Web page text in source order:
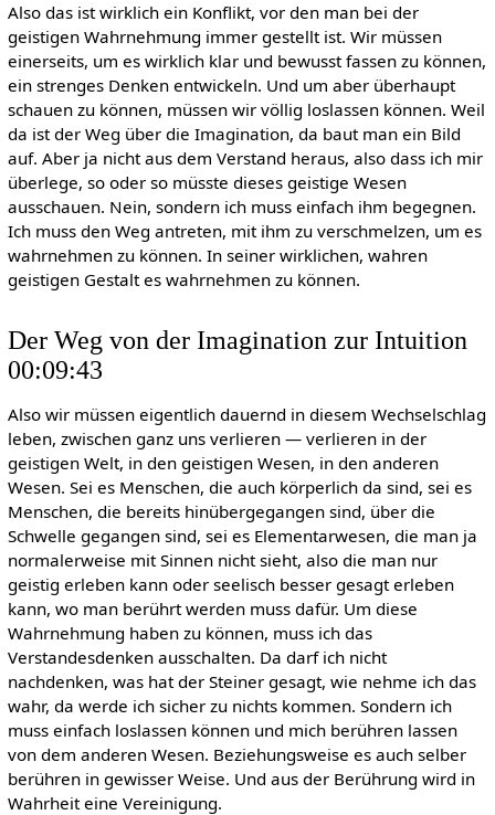
Also das ist wirklich ein Konflikt, vor den man bei der
geistigen Wahrnehmung immer gestellt ist. Wir müssen
einerseits, um es wirklich klar und bewusst fassen zu können,
ein strenges Denken entwickeln. Und um aber überhaupt
schauen zu können, müssen wir völlig loslassen können. Weil
da ist der Weg über die Imagination, da baut man ein Bild
auf. Aber ja nicht aus dem Verstand heraus, also dass ich mir
überlege, so oder so müsste dieses geistige Wesen
ausschauen. Nein, sondern ich muss einfach ihm begegnen.
Ich muss den Weg antreten, mit ihm zu verschmelzen, um es
wahrnehmen zu können. In seiner wirklichen, wahren
geistigen Gestalt es wahrnehmen zu können.
Der Weg von der Imagination zur Intuition
00:09:43
Also wir müssen eigentlich dauernd in diesem Wechselschlag
leben, zwischen ganz uns verlieren — verlieren in der
geistigen Welt, in den geistigen Wesen, in den anderen
Wesen. Sei es Menschen, die auch körperlich da sind, sei es
Menschen, die bereits hinübergegangen sind, über die
Schwelle gegangen sind, sei es Elementarwesen, die man ja
normalerweise mit Sinnen nicht sieht, also die man nur
geistig erleben kann oder seelisch besser gesagt erleben
kann, wo man berührt werden muss dafür. Um diese
Wahrnehmung haben zu können, muss ich das
Verstandesdenken ausschalten. Da darf ich nicht
nachdenken, was hat der Steiner gesagt, wie nehme ich das
wahr, da werde ich sicher zu nichts kommen. Sondern ich
muss einfach loslassen können und mich berühren lassen
von dem anderen Wesen. Beziehungsweise es auch selber
berühren in gewisser Weise. Und aus der Berührung wird in
Wahrheit eine Vereinigung.